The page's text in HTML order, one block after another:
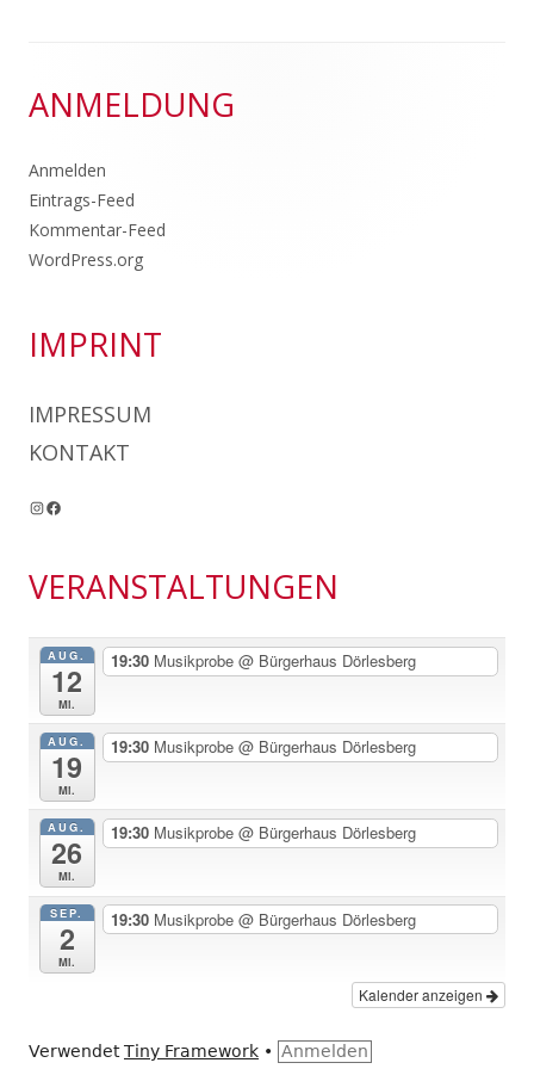
Inhalt
ANMELDUNG
Anmelden
Eintrags-Feed
Kommentar-Feed
WordPress.org
IMPRINT
IMPRESSUM
KONTAKT
Instagram
Facebook
VERANSTALTUNGEN
AUG.
12
Mi.
19:30 Musikprobe @ Bürgerhaus Dörlesberg
AUG.
19
Mi.
19:30 Musikprobe @ Bürgerhaus Dörlesberg
AUG.
26
Mi.
19:30 Musikprobe @ Bürgerhaus Dörlesberg
SEP.
2
Mi.
19:30 Musikprobe @ Bürgerhaus Dörlesberg
Kalender anzeigen
VerwendetTiny Framework • Anmelden